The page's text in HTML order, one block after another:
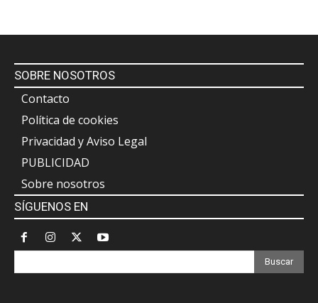
SOBRE NOSOTROS
Contacto
Política de cookies
Privacidad y Aviso Legal
PUBLICIDAD
Sobre nosotros
SÍGUENOS EN
Buscar